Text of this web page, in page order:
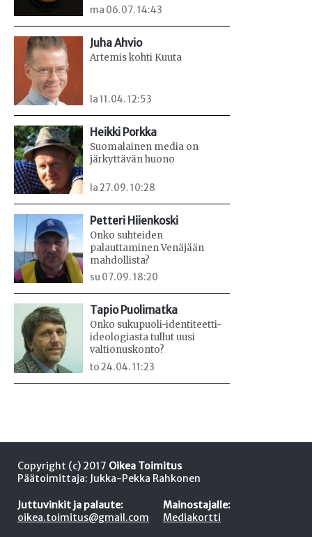
ma 06.07. 14:43
Juha Ahvio
Artemis kohti Kuuta
la 11.04. 12:53
Heikki Porkka
Suomalainen media on
järkyttävän huono
la 27.09. 10:28
Petteri Hiienkoski
Onko suhteiden
palauttaminen Venäjään
mahdollista?
su 07.09. 18:20
Tapio Puolimatka
Onko sukupuoli-identiteetti-
ideologiasta tullut uusi
valtionuskonto?
to 24.04. 11:23
Copyright (c) 2017 Oikea Toimitus
Päätoimittaja: Jukka-Pekka Rahkonen
Juttuvinkit ja palaute:
oikea.toimitus@gmail.com
Mainostajalle:
Mediakortti